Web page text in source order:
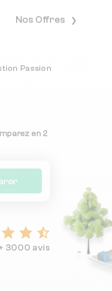
Nos Offres
Passion
en 2
3000 avis